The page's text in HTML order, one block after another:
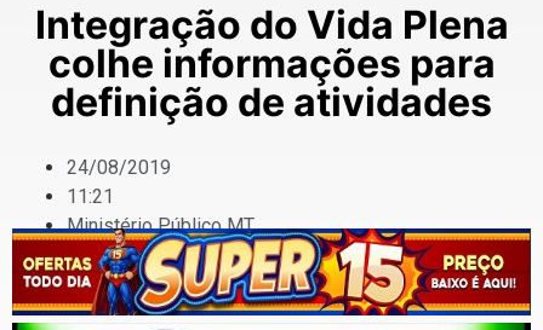
Integração do Vida Plena
colhe informações para
definição de atividades
24/08/2019
11:21
Ministério Público MT